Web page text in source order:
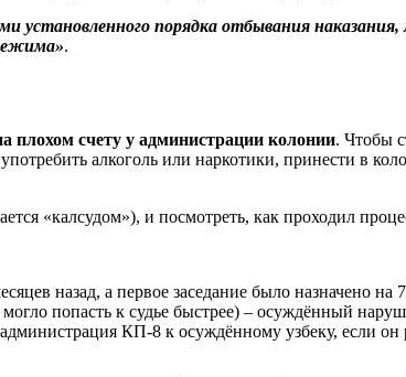
порядка отбывания наказания,
.
счету у администрации колонии. Чтобы
алкоголь или наркотики, принести в
«калсудом»), и посмотреть, как проходил
назад, а первое заседание было назначено на
попасть к судье быстрее) – осуждённый
КП-8 к осуждённому узбеку, если он